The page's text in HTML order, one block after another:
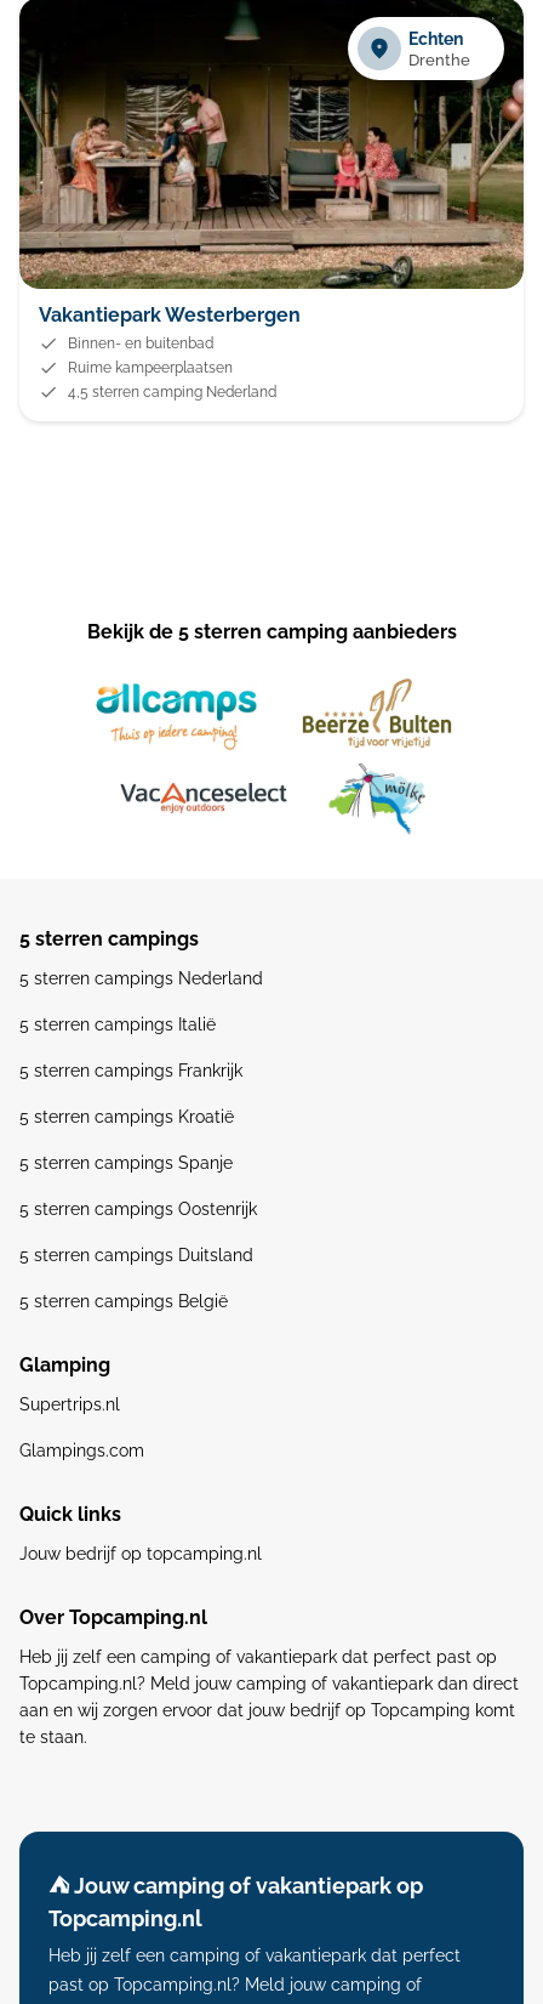
Echten
Drenthe
Vakantiepark Westerbergen
Binnen- en buitenbad
Ruime kampeerplaatsen
4,5 sterren camping Nederland
Bekijk de 5 sterren camping aanbieders
5 sterren campings
5 sterren campings Nederland
5 sterren campings Italië
5 sterren campings Frankrijk
5 sterren campings Kroatië
5 sterren campings Spanje
5 sterren campings Oostenrijk
5 sterren campings Duitsland
5 sterren campings België
Glamping
Supertrips.nl
Glampings.com
Quick links
Jouw bedrijf op topcamping.nl
Over Topcamping.nl
Heb jij zelf een camping of vakantiepark dat perfect past op
Topcamping.nl? Meld jouw camping of vakantiepark dan direct
aan en wij zorgen ervoor dat jouw bedrijf op Topcamping komt
te staan.
⛺️ Jouw camping of vakantiepark op
Topcamping.nl
Heb jij zelf een camping of vakantiepark dat perfect
past op Topcamping.nl? Meld jouw camping of